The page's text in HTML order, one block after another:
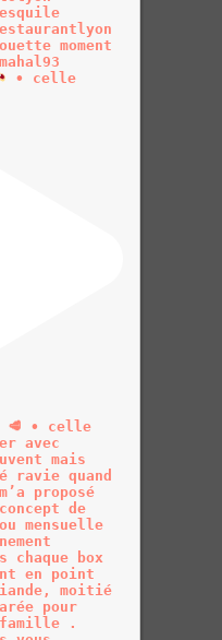
• celle